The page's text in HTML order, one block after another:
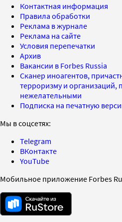
Контактная информация
Правила обработки
Реклама в журнале
Реклама на сайте
Условия перепечатки
Архив
Вакансии в Forbes Russia
Сканер иноагентов,
терроризму и организаций,
нежелательными
Подписка на печатную
Мы в соцсетях:
Telegram
ВКонтакте
YouTube
Мобильное приложение Forbes